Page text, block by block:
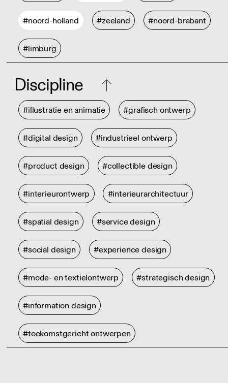
#noord-holland #zeeland #noord-brabant
#limburg
Discipline
#illustratie en animatie #grafisch ontwerp
#digital design #industrieel ontwerp
#product design #collectible design
#interieurontwerp #interieurarchitectuur
#spatial design #service design
#social design #experience design
#mode- en textielontwerp #strategisch design
#information design
#toekomstgericht ontwerpen